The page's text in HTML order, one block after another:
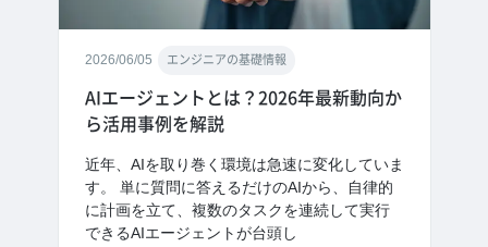
2026/06/05 エンジニアの基礎情報
AIエージェントとは？2026年最新動向か
ら活用事例を解説
近年、AIを取り巻く環境は急速に変化していま
す。 単に質問に答えるだけのAIから、自律的
に計画を立て、複数のタスクを連続して実行
できるAIエージェントが台頭し